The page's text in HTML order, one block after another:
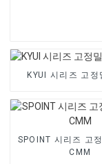
KYUI 시리즈 고정
SPOINT 시리즈 고
CMM